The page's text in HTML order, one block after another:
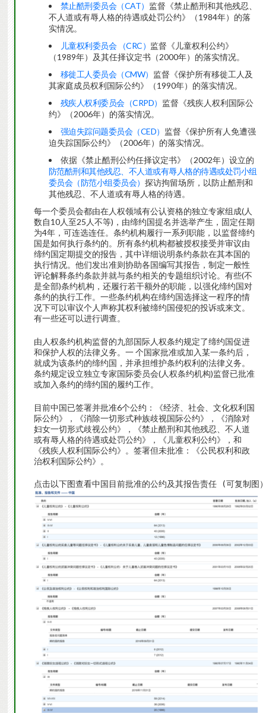
禁止酷刑委员会（CAT） 监督《禁止酷刑和其他残忍、
不人道或有辱人格的待遇或处罚公约》（1984年）的落
实情况。
儿童权利委员会 （CRC） 监督《儿童权利公约》
（1989年）及其任择议定书（2000年）的落实情况。
移徙工人委员会（CMW） 监督《保护所有移徙工人及
其家庭成员权利国际公约》（1990年）的落实情况。
残疾人权利委员会（CRPD） 监督《残疾人权利国际公
约》（2006年）的落实情况。
强迫失踪问题委员会（CED） 监督《保护所有人免遭强
迫失踪国际公约》（2006年）的落实情况。
依据《禁止酷刑公约任择议定书》（2002年）设立的
防范酷刑和其他残忍、不人道或有辱人格的待遇或处罚小组
委员会（防范小组委员会） 探访拘留场所，以防止酷刑和
其他残忍、不人道或有辱人格的待遇。
每一个委员会都由在人权领域有公认资格的独立专家组成(人
数自10人至25人不等)，由缔约国提名并选举产生，固定任期
为4年，可连选连任。条约机构履行一系列职能，以监督缔约
国是如何执行条约的。所有条约机构都被授权接受并审议由
缔约国定期提交的报告，其中详细说明条约条款在其本国的
执行情况。他们发出准则协助各国编写其报告，制定一般性
评论解释条约条款并就与条约相关的专题组织讨论。有些(不
是全部)条约机构，还履行若干额外的职能，以强化缔约国对
条约的执行工作。一些条约机构在缔约国选择这一程序的情
况下可以审议个人声称其权利被缔约国侵犯的投诉或来文。
有一些还可以进行调查。
由人权条约机构监督的九部国际人权条约规定了缔约国促进
和保护人权的法律义务。一 个国家批准或加入某一条约后，
就成为该条约的缔约国，并承担维护条约权利的法律义务。
条约规定设立独立专家国际委员会(人权条约机构)监督已批准
或加入条约的缔约国的履约工作。
目前中国已签署并批准6个公约：《经济、社会、文化权利国
际公约》，《消除一切形式种族歧视国际公约》，《消除对
妇女一切形式歧视公约》，《禁止酷刑和其他残忍、不人道
或有辱人格的待遇或处罚公约》，《儿童权利公约》，和
《残疾人权利国际公约》。签署但未批准：《公民权利和政
治权利国际公约》。
点击以下图查看中国目前批准的公约及其报告责任 (可复制图